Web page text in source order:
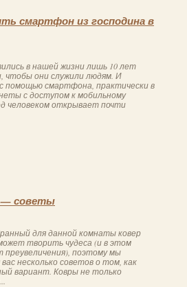
смартфон из господина в
в нашей жизни лишь 10 лет
чтобы они служили людям. И
помощью смартфона, практически в
с доступом к мобильному
человеком открывает почти
— советы
для данной комнаты ковер
творить чудеса (и в этом
преувеличения), поэтому мы
несколько советов о том, как
вариант. Ковры не только